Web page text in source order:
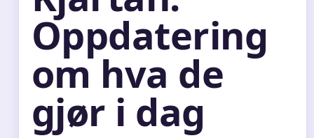
Oppdatering
om hva de
gjør i dag